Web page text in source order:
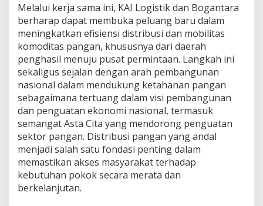
Melalui kerja sama ini, KAI Logistik dan Bogantara
berharap dapat membuka peluang baru dalam
meningkatkan efisiensi distribusi dan mobilitas
komoditas pangan, khususnya dari daerah
penghasil menuju pusat permintaan. Langkah ini
sekaligus sejalan dengan arah pembangunan
nasional dalam mendukung ketahanan pangan
sebagaimana tertuang dalam visi pembangunan
dan penguatan ekonomi nasional, termasuk
semangat Asta Cita yang mendorong penguatan
sektor pangan. Distribusi pangan yang andal
menjadi salah satu fondasi penting dalam
memastikan akses masyarakat terhadap
kebutuhan pokok secara merata dan
berkelanjutan.